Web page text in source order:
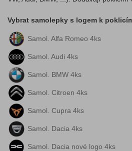
Vybrat samolepky s logem k
Samol. Alfa Romeo 4ks
Samol. Audi 4ks
Samol. BMW 4ks
Samol. Citroen 4ks
Samol. Cupra 4ks
Samol. Dacia 4ks
Samol. Dacia nové logo 4ks